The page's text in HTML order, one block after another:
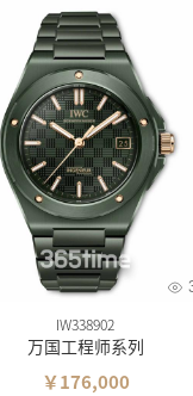
罗
依
IW338902
万国工程师系列
￥176,000